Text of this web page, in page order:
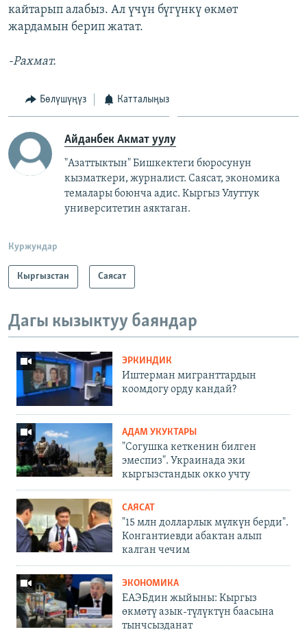
кайтарып алабыз. Ал үчүн бүгүнкү өкмөт
жардамын берип жатат.
-Рахмат.
Бөлүшүңүз Катталыңыз
Айданбек Акмат уулу
"Азаттыктын" Бишкектеги бюросунун
кызматкери, журналист. Саясат, экономика
темалары боюнча адис. Кыргыз Улуттук
университетин аяктаган.
Куржундар
Кыргызстан Саясат
Дагы кызыктуу баяндар
ЭРКИНДИК
Иштерман мигранттардын
коомдогу орду кандай?
АДАМ УКУКТАРЫ
"Согушка кеткенин билген
эмеспиз". Украинада эки
кыргызстандык окко учту
САЯСАТ
"15 млн долларлык мүлкүн берди".
Конгантиевди абактан алып
калган чечим
ЭКОНОМИКА
ЕАЭБдин жыйыны: Кыргыз
өкмөтү азык-түлүктүн баасына
тынчсызданат